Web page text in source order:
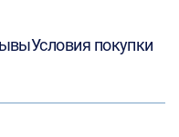
Условия покупки